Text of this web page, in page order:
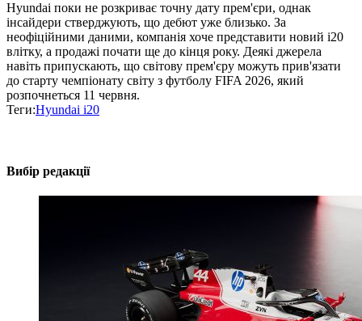
Hyundai поки не розкриває точну дату прем'єри, однак
інсайдери стверджують, що дебют уже близько. За
неофіційними даними, компанія хоче представити новий i20
влітку, а продажі почати ще до кінця року. Деякі джерела
навіть припускають, що світову прем'єру можуть прив'язати
до старту чемпіонату світу з футболу FIFA 2026, який
розпочнеться 11 червня.
Теги:Hyundai i20
Вибір редакції